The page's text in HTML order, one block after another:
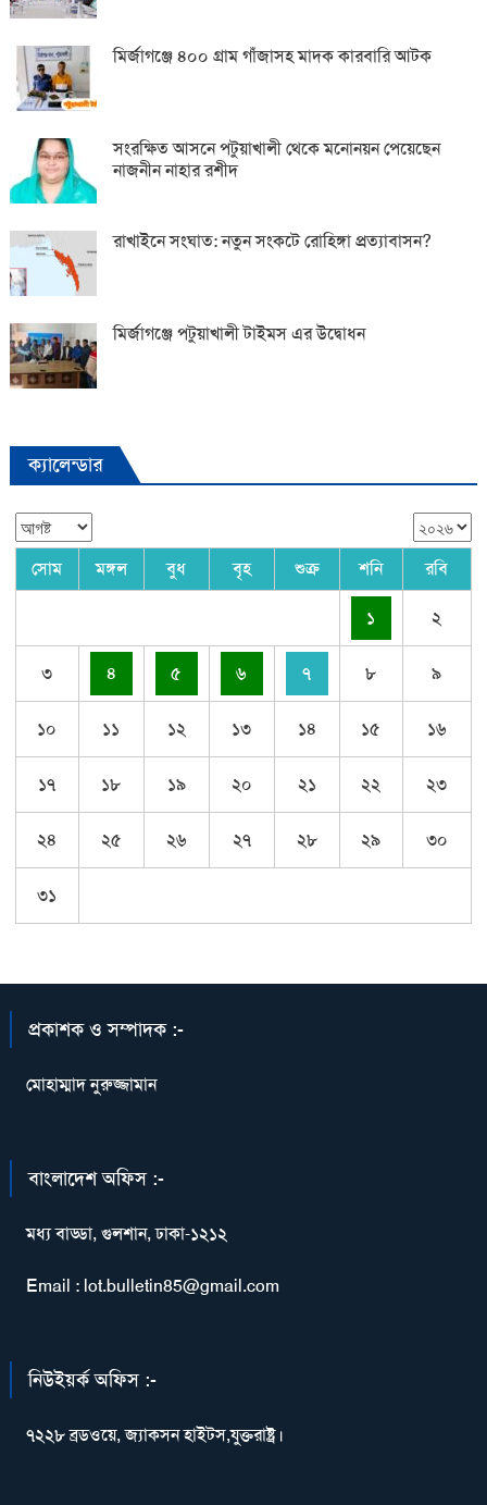
মির্জাগঞ্জে ৪০০ গ্রাম গাঁজাসহ মাদক কারবারি আটক
সংরক্ষিত আসনে পটুয়াখালী থেকে মনোনয়ন পেয়েছেন
নাজনীন নাহার রশীদ
রাখাইনে সংঘাত: নতুন সংকটে রোহিঙ্গা প্রত্যাবাসন?
মির্জাগঞ্জে পটুয়াখালী টাইমস এর উদ্বোধন
ক্যালেন্ডার
সোম মঙ্গল বুধ বৃহ শুক্র শনি রবি
১ ২
৩ ৪ ৫ ৬ ৭ ৮ ৯
১০ ১১ ১২ ১৩ ১৪ ১৫ ১৬
১৭ ১৮ ১৯ ২০ ২১ ২২ ২৩
২৪ ২৫ ২৬ ২৭ ২৮ ২৯ ৩০
৩১
প্রকাশক ও সম্পাদক :-
মোহাম্মাদ নুরুজ্জামান
বাংলাদেশ অফিস :-
মধ্য বাড্ডা, গুলশান, ঢাকা-১২১২
Email : lot.bulletin85@gmail.com
নিউইয়র্ক অফিস :-
৭২২৮ ব্রডওয়ে, জ্যাকসন হাইটস,যুক্তরাষ্ট্র।